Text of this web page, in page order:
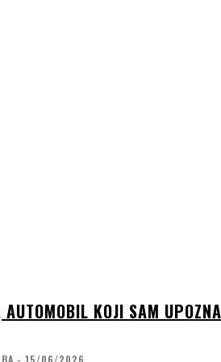
KOJI SAM